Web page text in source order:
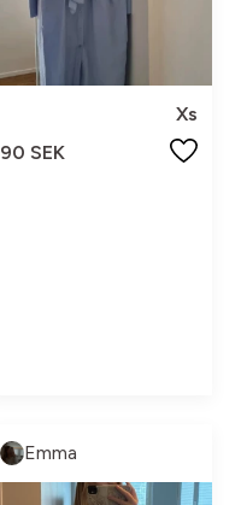
Xs
90 SEK
Emma